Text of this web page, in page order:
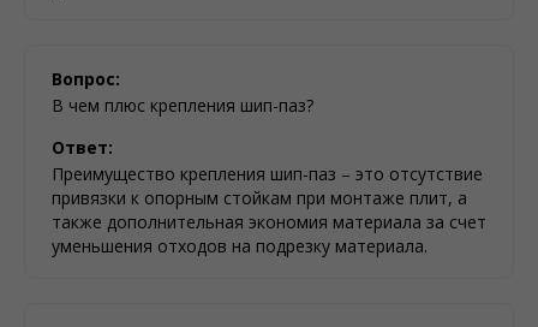
Вопрос:
В чем плюс крепления шип-паз?
Ответ:
Преимущество крепления шип-паз – это отсутствие
привязки к опорным стойкам при монтаже плит, а
также дополнительная экономия материала за счет
уменьшения отходов на подрезку материала.